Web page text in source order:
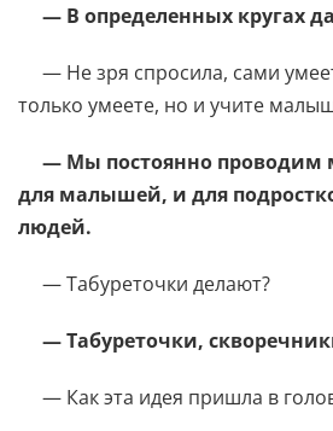
— В определенных кругах
— Не зря спросила, сами
только умеете, но и учите
— Мы постоянно проводим
для малышей, и для
людей.
— Табуреточки делают?
— Табуреточки,
— Как эта идея пришла в